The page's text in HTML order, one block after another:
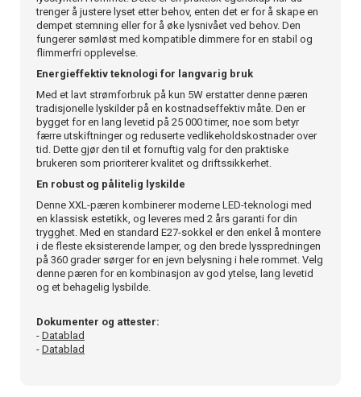
trenger å justere lyset etter behov, enten det er for å skape en
dempet stemning eller for å øke lysnivået ved behov. Den
fungerer sømløst med kompatible dimmere for en stabil og
flimmerfri opplevelse.
Energieffektiv teknologi for langvarig bruk
Med et lavt strømforbruk på kun 5W erstatter denne pæren
tradisjonelle lyskilder på en kostnadseffektiv måte. Den er
bygget for en lang levetid på 25 000 timer, noe som betyr
færre utskiftninger og reduserte vedlikeholdskostnader over
tid. Dette gjør den til et fornuftig valg for den praktiske
brukeren som prioriterer kvalitet og driftssikkerhet.
En robust og pålitelig lyskilde
Denne XXL-pæren kombinerer moderne LED-teknologi med
en klassisk estetikk, og leveres med 2 års garanti for din
trygghet. Med en standard E27-sokkel er den enkel å montere
i de fleste eksisterende lamper, og den brede lysspredningen
på 360 grader sørger for en jevn belysning i hele rommet. Velg
denne pæren for en kombinasjon av god ytelse, lang levetid
og et behagelig lysbilde.
Dokumenter og attester:
- Datablad
- Datablad